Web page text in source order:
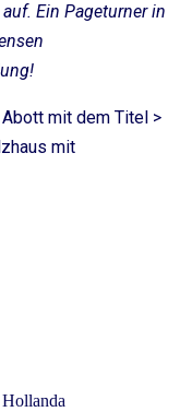
Ein Pageturner in
mit dem Titel >
mit